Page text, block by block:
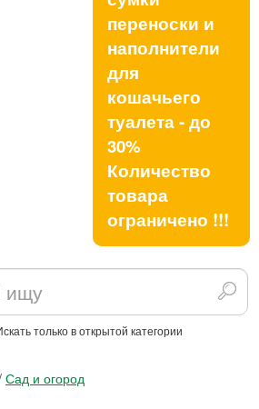
переноски и
наполнители
для
кошачьего
туалета - до
30%
Количество
товара
ограничено !!!
только в открытой категории
Сад и огород